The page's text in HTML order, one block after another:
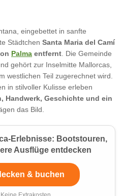
eingebettet in sanfte
Städtchen Santa Maria del Camí
Palma entfernt . Die Gemeinde
gehört zur Inselmitte Mallorcas,
westlichen Teil zugerechnet wird.
in stilvoller Kulisse erleben
Handwerk, Geschichte und ein
das Bild.
Erlebnisse: Bootstouren,
Ausflüge entdecken
& buchen